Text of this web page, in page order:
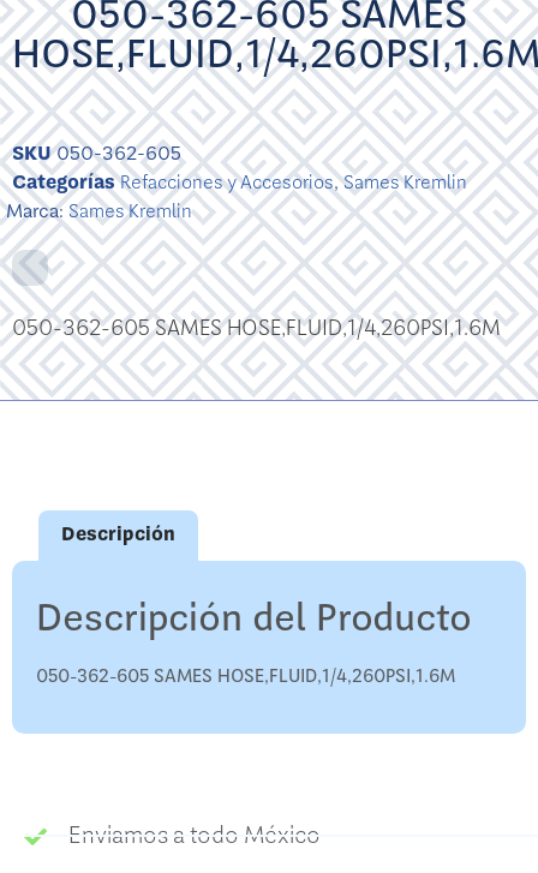
050-362-605 SAMES
HOSE,FLUID,1/
SKU050-362-605
CategoríasRefacciones y Accesorios,Sames Kremlin
Marca:Sames Kremlin
050-362-605 SAMES HOSE,FLUID,1/4,260PSI,1.6M
Descripción
Descripción del Producto
050-362-605 SAMES HOSE,FLUID,1/4,260PSI,1.6M
Enviamos a todo México